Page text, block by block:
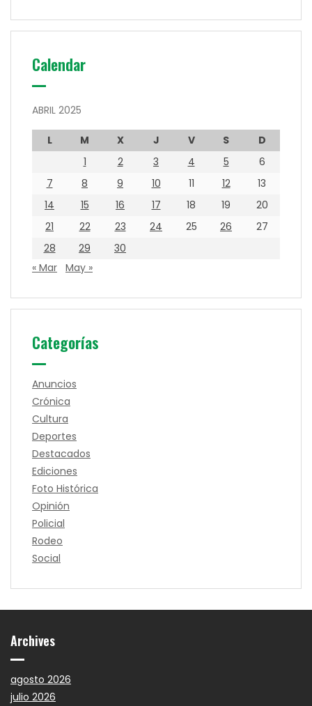
Calendar
ABRIL 2025
L M X J V S
D
1
2 3 4 5
6
7
8 9 10 11 12
13
14
15 16 17 18 19
20
21
22 23 24 25 26
27
28
29
30
« Mar May »
Categorías
Anuncios
Crónica
Cultura
Deportes
Destacados
Ediciones
Foto Histórica
Opinión
Policial
Rodeo
Social
Archives
agosto 2026
julio 2026